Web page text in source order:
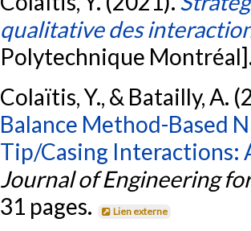
qualitative des
Polytechnique
Colaïtis, Y., & Batailly, A.
Balance Method-Based
Tip/Casing Interactions:
Journal of Engineering
31 pages.
Lien externe